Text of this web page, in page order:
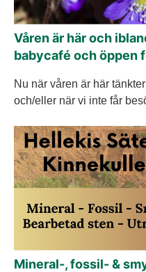
Våren är här och
babycafé och öppen
Nu när våren är här
och/eller när vi inte får
Mineral-, fossil- &